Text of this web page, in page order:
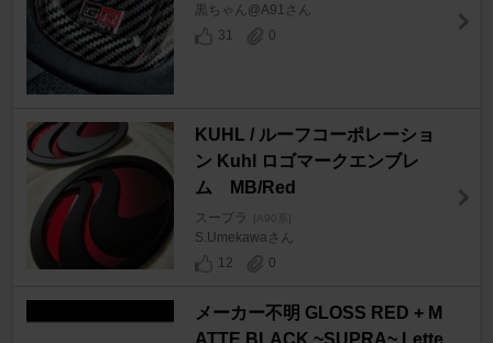
黒ちゃん@A91さん
31
0
KUHL / ルーフコーポレーショ
ン Kuhl ロゴマークエンブレ
ム MB/Red
スープラ [A90系]
S.Umekawaさん
12
0
メーカー不明 GLOSS RED + M
ATTE BLACK ~SUPRA~ Lette